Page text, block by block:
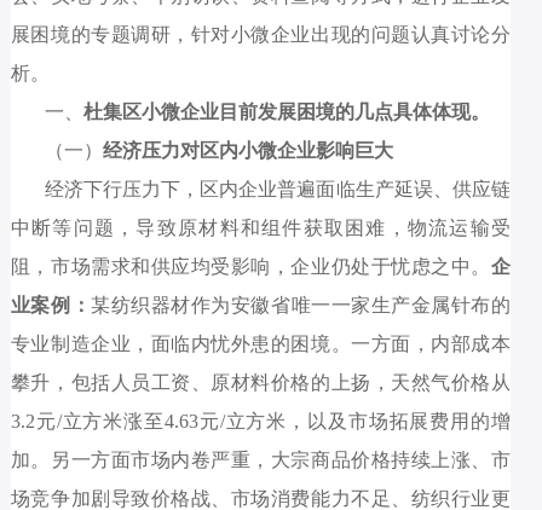
展困境的专题调研，针对小微企业出现的问题认真讨论分
析。
一、 杜集区小微企业目前发展困境的几点具体体现。
（一） 经济压力对区内小微企业影响巨大
经济下行压力下，区内企业普遍面临生产延误、供应链
中断等问题，导致原材料和组件获取困难，物流运输受
阻，市场需求和供应均受影响，企业仍处于忧虑之中。 企
业案例
： 某纺织器材作为安徽省唯一一家生产金属针布的
专业制造企业，面临内忧外患的困境 。一方面，内部成本
攀升，包括人员工资、原材料价格的上扬，天然气价格从
3.2元/立方米涨至4.63元/立方米，以及市场拓展费用的增
加。
另一方面市场内卷严重 ，大宗商品价格持续上涨、市
场竞争加剧导致价格战、市场消费能力不足、纺织行业更